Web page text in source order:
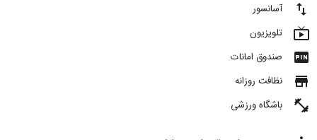
import_export آسانسور
live_tv تلویزیون
fiber_pin صندوق امانات
store نظافت روزانه
fitness_center باشگاه ورزشی